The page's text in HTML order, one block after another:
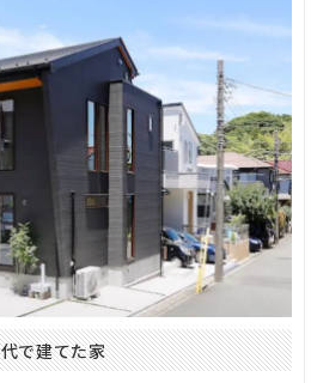
で建てた家